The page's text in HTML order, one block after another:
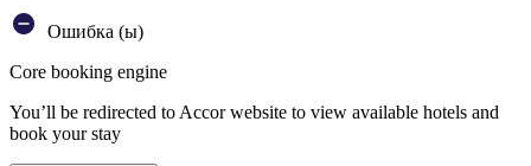
Ошибка (ы)
Core booking engine
You’ll be redirected to Accor website to view available hotels and
book your stay